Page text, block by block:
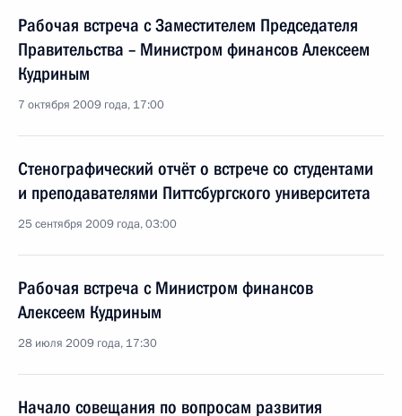
Рабочая встреча с Заместителем Председателя
Правительства – Министром финансов Алексеем
Кудриным
7 октября 2009 года, 17:00
Стенографический отчёт о встрече со студентами
и преподавателями Питтсбургского университета
25 сентября 2009 года, 03:00
Рабочая встреча с Министром финансов
Алексеем Кудриным
28 июля 2009 года, 17:30
Начало совещания по вопросам развития